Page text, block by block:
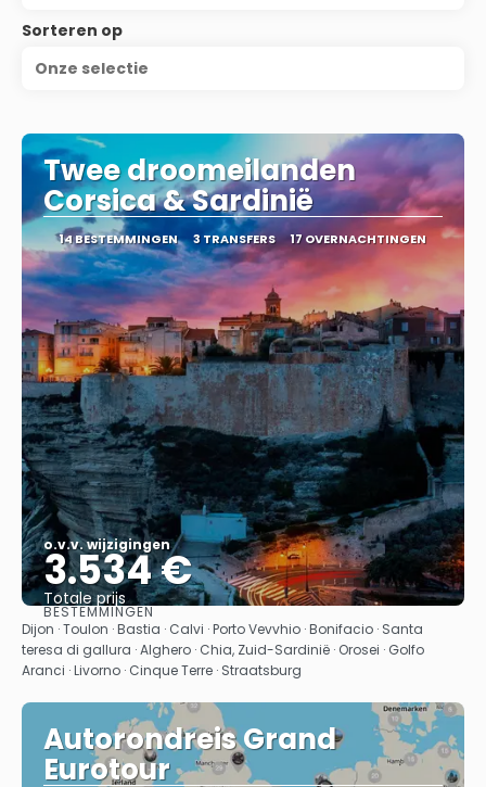
Sorteren op
Onze selectie
Twee droomeilanden
Corsica & Sardinië
14 BESTEMMINGEN 3 TRANSFERS 17 OVERNACHTINGEN
o.v.v. wijzigingen
3.534 €
Totale prijs
Bekijk
BESTEMMINGEN
Dijon · Toulon · Bastia · Calvi · Porto Vevvhio · Bonifacio · Santa
teresa di gallura · Alghero · Chia, Zuid-Sardinië · Orosei · Golfo
Aranci · Livorno · Cinque Terre · Straatsburg
Autorondreis Grand
Eurotour